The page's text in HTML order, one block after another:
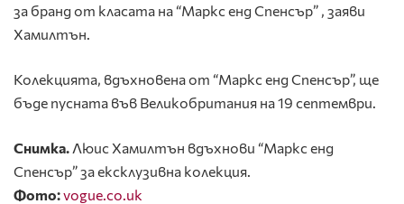
за бранд от класата на “Маркс енд Спенсър” , заяви
Хамилтън.
Колекцията, вдъхновена от “Маркс енд Спенсър”, ще
бъде пусната във Великобритания на 19 септември.
Снимка. Люис Хамилтън вдъхнови “Маркс енд
Спенсър” за ексклузивна колекция.
Фото:vogue.co.uk